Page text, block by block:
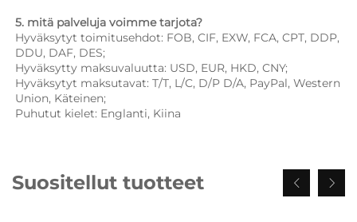
5. mitä palveluja voimme tarjota?
Hyväksytyt toimitusehdot: FOB, CIF, EXW, FCA, CPT, DDP,
DDU, DAF, DES;
Hyväksytty maksuvaluutta: USD, EUR, HKD, CNY;
Hyväksytyt maksutavat: T/T, L/C, D/P D/A, PayPal, Western
Union, Käteinen;
Puhutut kielet: Englanti, Kiina
Suositellut tuotteet